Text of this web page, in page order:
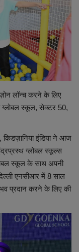
लॉन्च करने के लिए
ग्लोबल स्कूल, सेक्टर 50,
इंडिया ने आज
ग्लोबल स्कूल्स
स्कूल के साथ अपनी
एनसीआर में 8 साल
प्रदान करने के लिए की